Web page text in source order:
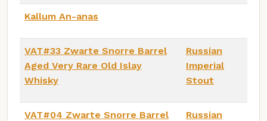
Kallum An-anas
VAT#33 Zwarte Snorre Barrel
Aged Very Rare Old Islay
Whisky
Russian
Imperial
Stout
VAT#04 Zwarte Snorre Barrel
Russian